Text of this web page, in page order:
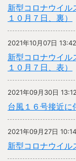
新型コロナウイル
１０月７日、裏）
2021年10月07日 13:42
新型コロナウイル
１０月７日、表）
2021年09月30日 13:12
台風１６号接近に
2021年09月27日 10:14
新型コロナウイル